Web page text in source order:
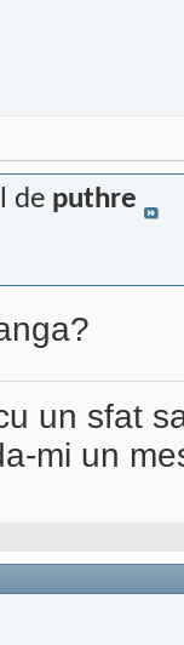
de puthre
un sfat
mi un